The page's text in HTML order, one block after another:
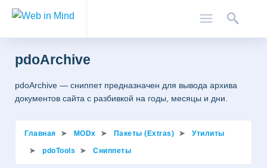
pdoArchive
pdoArchive — сниппет предназначен для вывода архива
документов сайта с разбивкой на годы, месяцы и дни.
Главная MODx Пакеты (Extras) Утилиты
pdoTools Сниппеты